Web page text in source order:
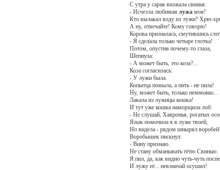
С утра у сарая визжала свинья:
- Исчезла любимая лужамоя!
Кто вылакал воду из лужи? Хрю-
А ну, отвечайте! Кому говорю!
Корова призналась, смутившись
- Я сделала только четыре глотка!
Потом, опустив почему-то глаза,
Шепнула:
- А может быть, это коза?...
Коза согласилась:
- У лужи была.
Копытца помыла, а пить - не пила!
Ну, может быть, только немножко...
Лакала из лужицы кошка!
И тут уже кошка наморщила лоб:
- Не слушай, Хавронья, рогатых
Язык помочила я в луже твоей,
Но видела - рядом шнырял
Воробышек пискнул:
- Вину признаю.
Не стану обманывать тётю Свинью.
Я пил, да, как видно чуть-чуть
И лужу её... невзначай осушил!